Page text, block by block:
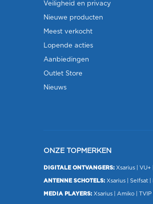
Veiligheid en privacy
Nieuwe producten
Meest verkocht
Lopende acties
Aanbiedingen
Outlet Store
Nieuws
ONZE TOPMERKEN
DIGITALE ONTVANGERS: Xsarius VU+
ANTENNE SCHOTELS: Xsarius Selfsat
MEDIA PLAYERS: Xsarius Amiko TVIP